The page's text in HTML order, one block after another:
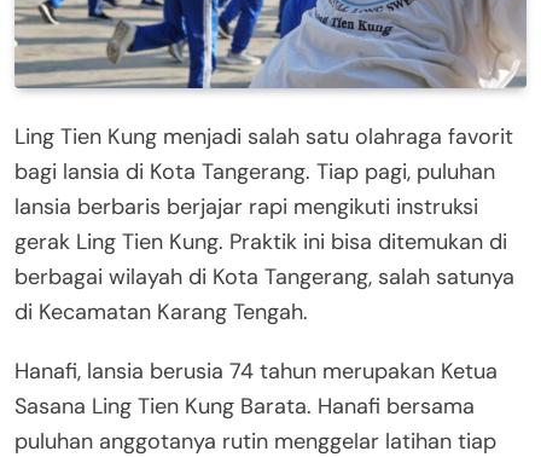
Ling Tien Kung menjadi salah satu olahraga favorit
bagi lansia di Kota Tangerang. Tiap pagi, puluhan
lansia berbaris berjajar rapi mengikuti instruksi
gerak Ling Tien Kung. Praktik ini bisa ditemukan di
berbagai wilayah di Kota Tangerang, salah satunya
di Kecamatan Karang Tengah.
Hanafi, lansia berusia 74 tahun merupakan Ketua
Sasana Ling Tien Kung Barata. Hanafi bersama
puluhan anggotanya rutin menggelar latihan tiap